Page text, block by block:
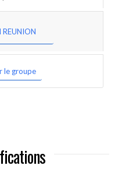
REUNION
le groupe